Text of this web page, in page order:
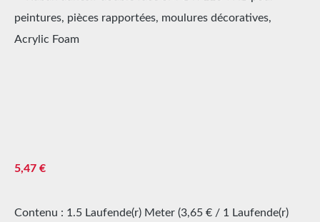
Prix régulier :
5,47 €
Contenu : 1.5 Laufende(r) Meter (3,65 € / 1 Laufende(r)